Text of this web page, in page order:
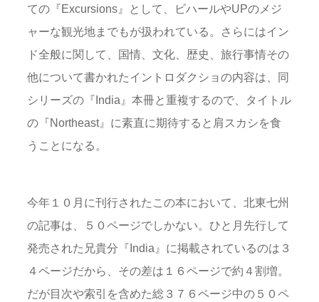
ての『Excursions』として、ビハールやUPのメジ
ャーな観光地までもが扱われている。さらにはイン
ド全般に関して、国情、文化、歴史、旅行事情その
他について書かれたイントロダクショの内容は、同
シリーズの『India』本冊と重複するので、タイトル
の『Northeast』に素直に期待すると肩スカシを食
うことになる。
今年１０月に刊行されたこの本において、北東七州
の記事は、５０ページでしかない。ひと月先行して
発売された兄貴分『India』に掲載されているのは３
４ページだから、その差は１６ページで約４割増。
だが目次や索引を含めた総３７６ページ中の５０ペ